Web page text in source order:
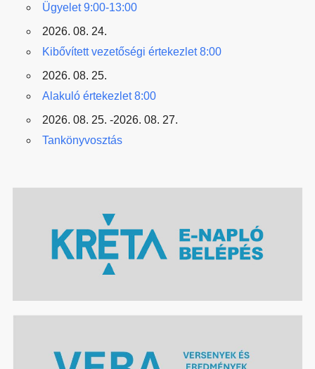
Ügyelet 9:00-13:00
2026. 08. 24.
Kibővített vezetőségi értekezlet 8:00
2026. 08. 25.
Alakuló értekezlet 8:00
2026. 08. 25. -2026. 08. 27.
Tankönyvosztás